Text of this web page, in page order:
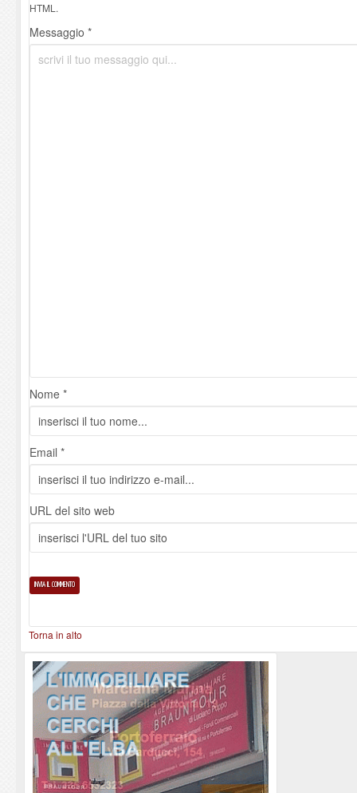
HTML.
Messaggio *
Nome *
Email *
URL del sito web
Torna in alto